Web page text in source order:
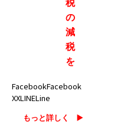
税
の
減
税
を
FacebookFacebook
XXLINELine
もっと詳しく ▶️